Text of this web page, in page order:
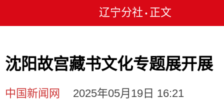
辽宁分社 • 正文
沈阳故宫藏书文化专题展开展
中国新闻网 2025年05月19日 16:21